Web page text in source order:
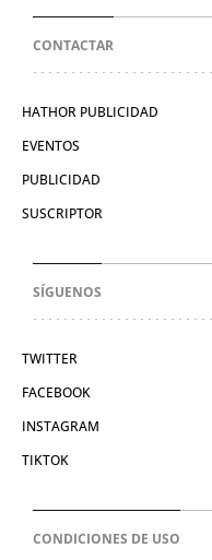
CONTACTAR
HATHOR PUBLICIDAD
EVENTOS
PUBLICIDAD
SUSCRIPTOR
SÍGUENOS
TWITTER
FACEBOOK
INSTAGRAM
TIKTOK
CONDICIONES DE USO